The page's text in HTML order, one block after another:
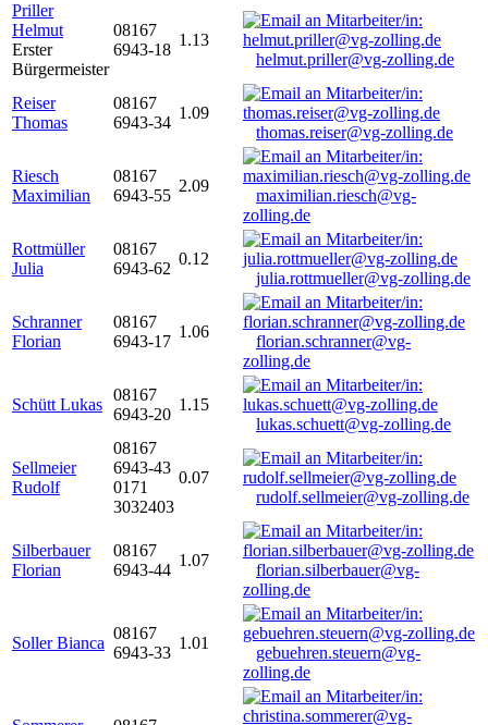
Priller
Helmut
Erster
Bürgermeister
08167
6943-18
1.13
helmut.priller@vg-zolling.de
Reiser
Thomas
08167
6943-34
1.09
thomas.reiser@vg-zolling.de
Riesch
Maximilian
08167
6943-55
2.09
maximilian.riesch@vg-
zolling.de
Rottmüller
Julia
08167
6943-62
0.12
julia.rottmueller@vg-zolling.de
Schranner
Florian
08167
6943-17
1.06
florian.schranner@vg-
zolling.de
Schütt Lukas
08167
6943-20
1.15
lukas.schuett@vg-zolling.de
Sellmeier
Rudolf
08167
6943-43
0171
3032403
0.07
rudolf.sellmeier@vg-zolling.de
Silberbauer
Florian
08167
6943-44
1.07
florian.silberbauer@vg-
zolling.de
Soller Bianca
08167
6943-33
1.01
gebuehren.steuern@vg-
zolling.de